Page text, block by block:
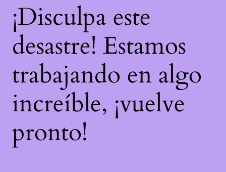
¡Disculpa este
desastre! Estamos
trabajando en algo
increíble, ¡vuelve
pronto!